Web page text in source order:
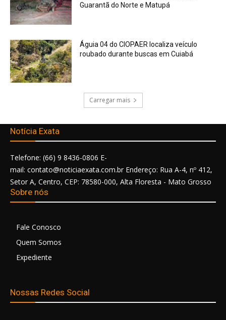
Guarantã do Norte e Matupá
Águia 04 do CIOPAER localiza veículo
roubado durante buscas em Cuiabá
Carregar mais
Notícia Exata
Telefone: (66) 9 8436-0806 E-
mail: contato@noticiaexata.com.br Endereço: Rua A-4, nº 412,
Setor A, Centro, CEP: 78580-000, Alta Floresta - Mato Grosso
Sobre nós
Fale Conosco
Quem Somos
Expediente
Nossas Redes Social